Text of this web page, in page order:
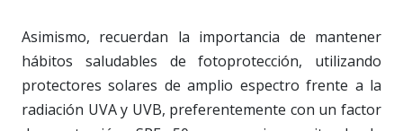
Asimismo, recuerdan la importancia de mantener
hábitos saludables de fotoprotección, utilizando
protectores solares de amplio espectro frente a la
radiación UVA y UVB, preferentemente con un factor